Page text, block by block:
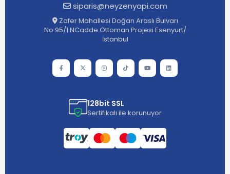
siparis@neyzenyapi.com
Zafer Mahallesi Doğan Araslı Bulvarı
No:95/1 NCadde Ottoman Projesi Esenyurt/
İstanbul
128bit SSL
Sertifikalı ile korunuyor